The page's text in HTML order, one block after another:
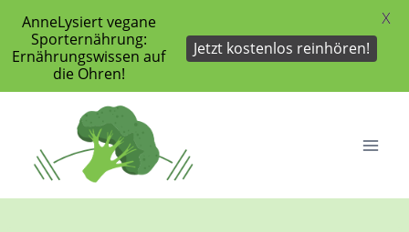
springen
AnneLysiert vegane
Sporternährung:
Ernährungswissen auf
die Ohren!
Jetzt kostenlos reinhören!
X